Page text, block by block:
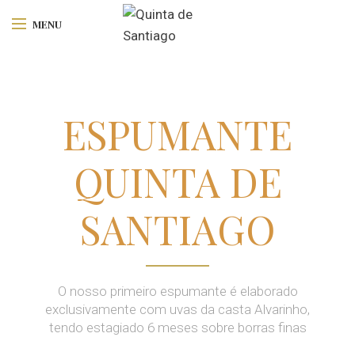
MENU
ESPUMANTE
QUINTA DE
SANTIAGO
O nosso primeiro espumante é elaborado
exclusivamente com uvas da casta Alvarinho,
tendo estagiado 6 meses sobre borras finas